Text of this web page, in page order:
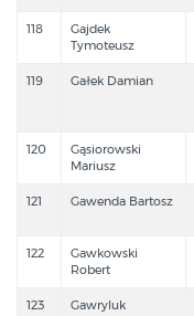
118
Gajdek
Tymoteusz
119 Gałek Damian
120
Gąsiorowski
Mariusz
121 Gawenda Bartosz
122
Gawkowski
Robert
123
Gawryluk